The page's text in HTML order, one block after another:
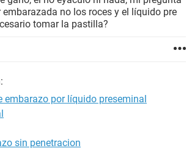
embarazada no los roces y el líquido pre
tomar la pastilla?
embarazo por líquido preseminal
sin penetracion